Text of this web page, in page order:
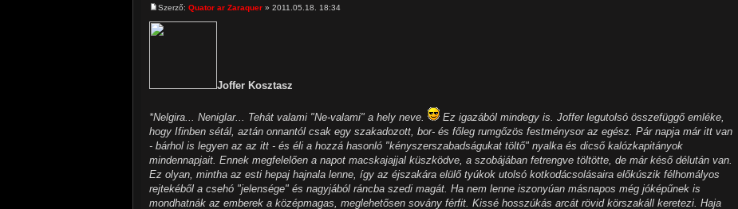
Szerző: Quator ar Zaraquer » 2011.05.18. 18:34
Joffer Kosztasz
*Nelgira... Neniglar... Tehát valami "Ne-valami" a hely neve.
Ez igazából mindegy is. Joffer legutolsó összefüggő emléke,
hogy Ifinben sétál, aztán onnantól csak egy szakadozott, bor- és főleg rumgőzös festménysor az egész. Pár napja már itt van
- bárhol is legyen az az itt - és éli a hozzá hasonló "kényszerszabadságukat töltő" nyalka és dicső kalózkapitányok
mindennapjait. Ennek megfelelően a napot macskajajjal küszködve, a szobájában fetrengve töltötte, de már késő délután van.
Ez olyan, mintha az esti hepaj hajnala lenne, így az éjszakára elülő tyúkok utolsó kotkodácsolásaira előkúszik félhomályos
rejtekéből a csehó "jelensége" és nagyjából ráncba szedi magát. Ha nem lenne iszonyúan másnapos még jóképűnek is
mondhatnák az emberek a középmagas, meglehetősen sovány férfit. Kissé hosszúkás arcát rövid körszakáll keretezi. Haja